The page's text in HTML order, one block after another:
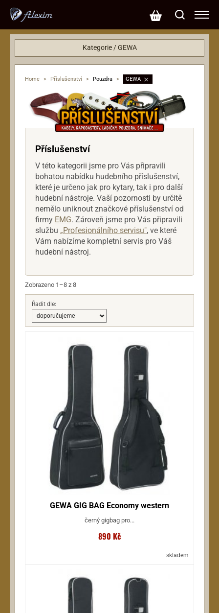
Home > Příslušenství > Pouzdra > GEWA
Příslušenství
V této kategorii jsme pro Vás připravili
bohatou nabídku hudebního příslušenství,
které je určeno jak pro kytary, tak i pro další
hudební nástroje. Vaší pozornosti by určitě
nemělo uniknout značkové příslušenství od
firmy EMG. Zároveň jsme pro Vás připravili
službu „Profesionálního servisu", ve které
Vám nabízíme kompletní servis pro Váš
hudební nástroj.
Zobrazeno 1–8 z 8
Řadit dle:
GEWA GIG BAG Economy western
černý gigbag pro...
890 Kč
skladem
Kategorie / GEWA
Příslušenství
Pouzdra
Stojany